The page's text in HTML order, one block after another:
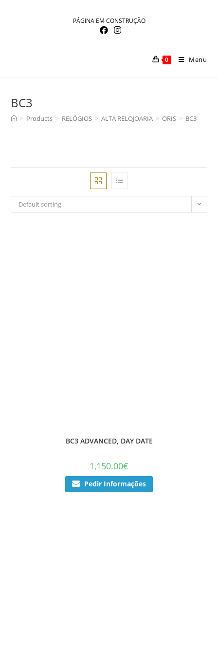
PÁGINA EM CONSTRUÇÃO
0 Menu
BC3
> Products > RELÓGIOS > ALTA RELOJOARIA > ORIS > BC3
Default sorting
BC3 ADVANCED, DAY DATE
1,150.00€
Pedir Informações